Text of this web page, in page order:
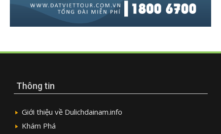
Thông tin
Giới thiệu về Dulichdainam.info
Khám Phá